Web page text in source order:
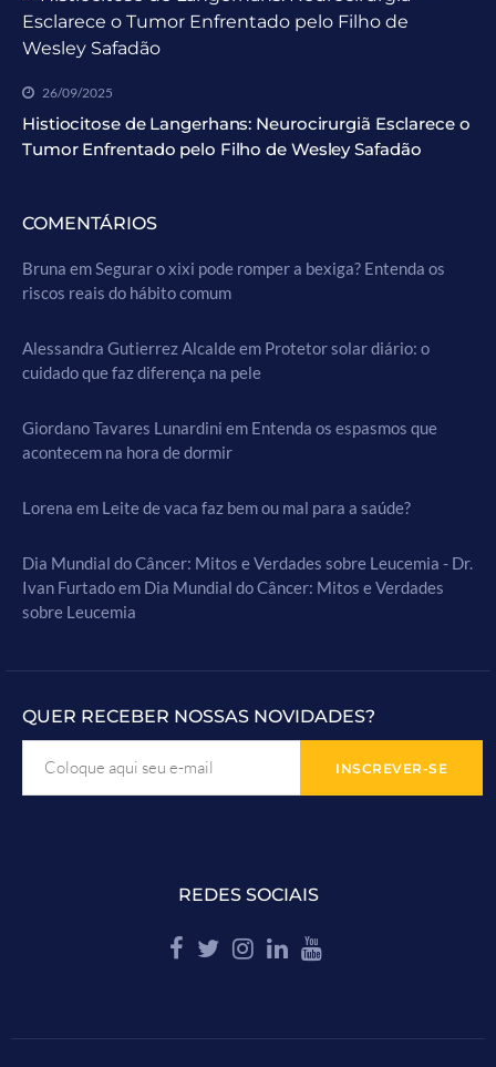
26/09/2025
Histiocitose de Langerhans: Neurocirurgiã Esclarece o
Tumor Enfrentado pelo Filho de Wesley Safadão
COMENTÁRIOS
Bruna emSegurar o xixi pode romper a bexiga? Entenda os
riscos reais do hábito comum
Alessandra Gutierrez Alcaldeem Protetor solar diário: o
cuidado que faz diferença na pele
Giordano Tavares Lunardini em Entenda os espasmos que
acontecem na hora de dormir
Lorena em Leite de vaca faz bem ou mal para a saúde?
Dia Mundial do Câncer: Mitos e Verdades sobre Leucemia - Dr.
Ivan Furtadoem Dia Mundial do Câncer: Mitos e Verdades
sobre Leucemia
QUER RECEBER NOSSAS NOVIDADES?
REDES SOCIAIS